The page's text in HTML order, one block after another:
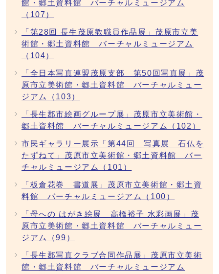
館・郷土資料館 バーチャルミュージアム
（107）
「第28回 長生茂原教職員作品展」茂原市立美
術館・郷土資料館 バーチャルミュージアム
（104）
「全日本写真連盟茂原支部 第50回写真展」茂
原市立美術館・郷土資料館 バーチャルミュー
ジアム（103）
「長生郡市絵画グループ展」茂原市立美術館・
郷土資料館 バーチャルミュージアム（102）
市民ギャラリー展示「第44回 写真展 石仏を
たずねて」茂原市立美術館・郷土資料館 バー
チャルミュージアム（101）
「板倉花巻 書道展」茂原市立美術館・郷土資
料館 バーチャルミュージアム（100）
「母への はがき絵展 高橋裕子 水彩画展」茂
原市立美術館・郷土資料館 バーチャルミュー
ジアム（99）
「長生郡写真クラブ合同作品展」茂原市立美術
館・郷土資料館 バーチャルミュージアム